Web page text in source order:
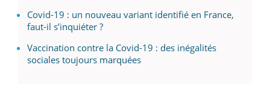
Covid-19 : un nouveau variant identifié en France,
faut-il s’inquiéter ?
Vaccination contre la Covid-19 : des inégalités
sociales toujours marquées